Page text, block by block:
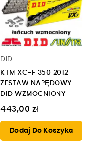
DID
KTM XC-F 350 2012
ZESTAW NAPĘDOWY
DID WZMOCNIONY
443,00 zł
Dodaj Do Koszyka